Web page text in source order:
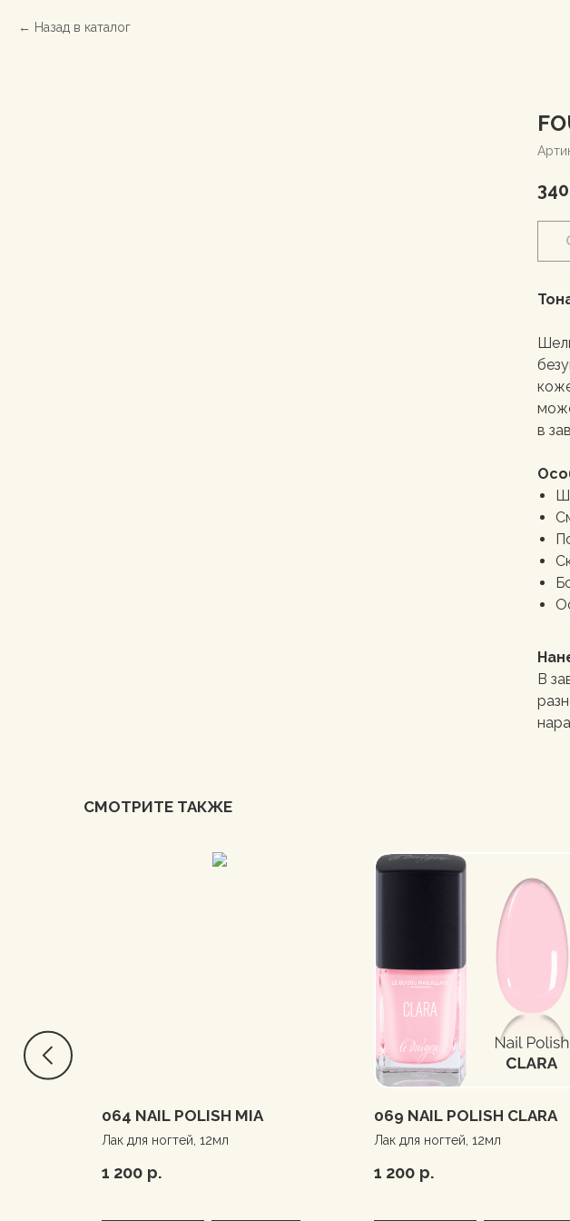
Назад в каталог
в
В
СМОТРИТЕ ТАКЖЕ
064 NAIL POLISH MIA
Лак для ногтей, 12мл
1 200 р.
069 NAIL POLISH CLARA
Лак для ногтей, 12мл
1 200 р.